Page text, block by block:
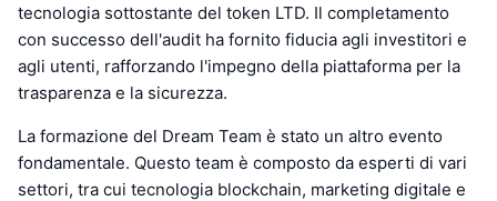
tecnologia sottostante del token LTD. Il completamento
con successo dell'audit ha fornito fiducia agli investitori e
agli utenti, rafforzando l'impegno della piattaforma per la
trasparenza e la sicurezza.
La formazione del Dream Team è stato un altro evento
fondamentale. Questo team è composto da esperti di vari
settori, tra cui tecnologia blockchain, marketing digitale e